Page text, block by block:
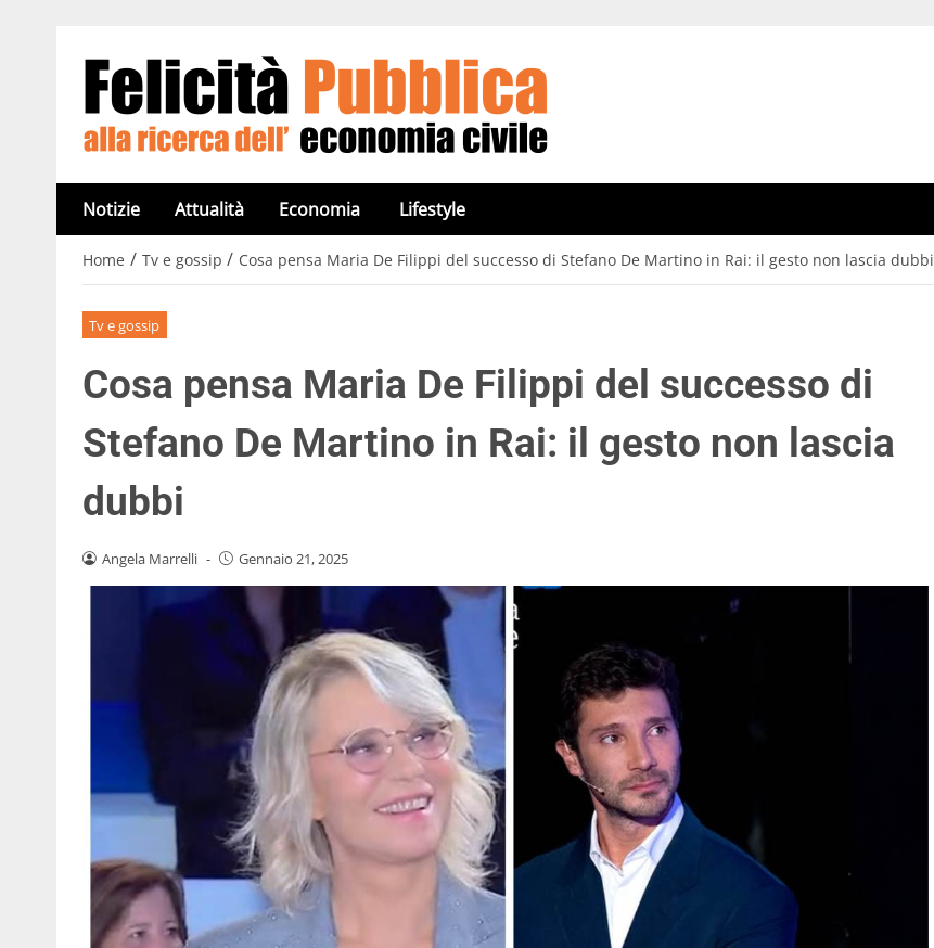
Notizie Attualità Economia Lifestyle
Home / Tv e gossip / Cosa pensa Maria De Filippi del successo di Stefano De Martino in Rai: il gesto non lascia dubbi
Tv e gossip
Cosa pensa Maria De Filippi del successo di
Stefano De Martino in Rai: il gesto non lascia
dubbi
Angela Marrelli - Gennaio 21, 2025